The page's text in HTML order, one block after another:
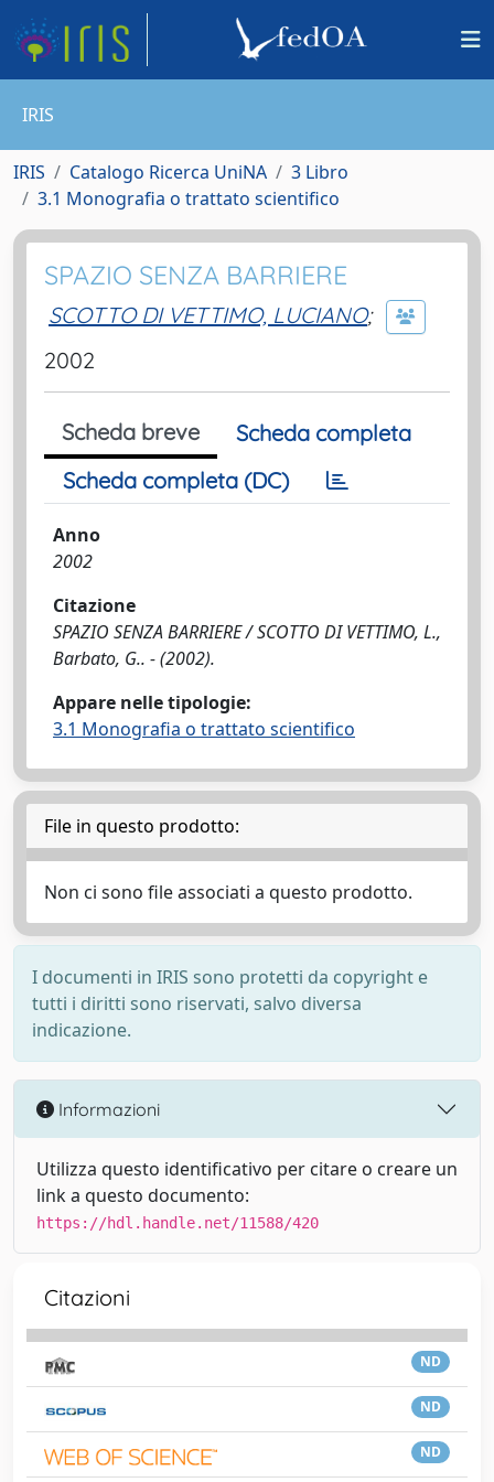
IRIS
IRIS Catalogo Ricerca UniNA
3 Libro
3.1 Monografia o trattato scientifico
SPAZIO SENZA BARRIERE
SCOTTO DI VETTIMO, LUCIANO;
2002
Scheda breve
Scheda completa
Scheda completa (DC)
Anno
2002
Citazione
SPAZIO SENZA BARRIERE / SCOTTO DI VETTIMO, L.,
Barbato, G.. - (2002).
Appare nelle tipologie:
3.1 Monografia o trattato scientifico
File in questo prodotto:
Non ci sono file associati a questo prodotto.
I documenti in IRIS sono protetti da copyright e
tutti i diritti sono riservati, salvo diversa
indicazione.
Informazioni
Utilizza questo identificativo per citare o creare un
link a questo documento:
https://hdl.handle.net/11588/420
Citazioni
ND
ND
ND